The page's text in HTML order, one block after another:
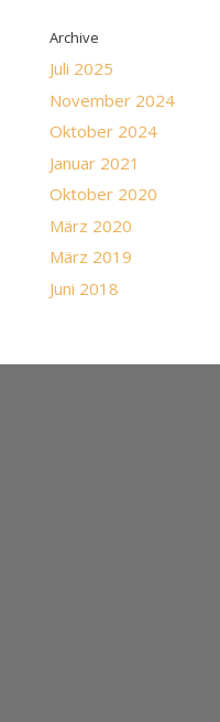
Archive
Juli 2025
November 2024
Oktober 2024
Januar 2021
Oktober 2020
März 2020
März 2019
Juni 2018